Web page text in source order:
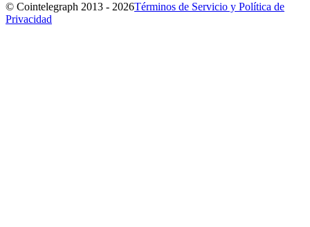
© Cointelegraph 2013 - 2026Términos de Servicio y Política de
Privacidad